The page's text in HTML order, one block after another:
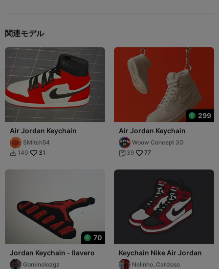
関連モデル
Air Jordan Keychain
SMitch54
 140 31
299
Air Jordan Keychain
Woow Concept 3D
 39 77
70
Jordan Keychain - llavero
Gominolozgz
Keychain Nike Air Jordan
Nelinho_Cardoso